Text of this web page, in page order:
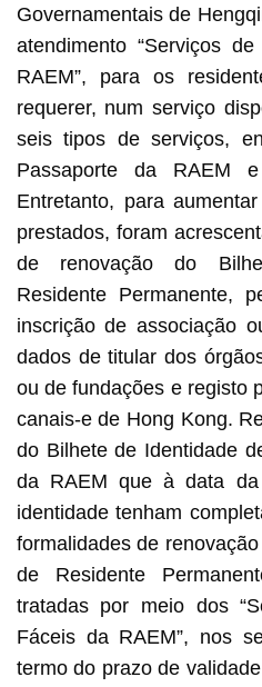
Governamentais de
atendimento “Serviços
RAEM”, para os
requerer, num serviço
seis tipos de serviços,
Passaporte da RAEM
Entretanto, para
prestados, foram
de renovação do
Residente Permanente,
inscrição de associação
dados de titular dos
ou de fundações e registo
canais-e de Hong Kong.
do Bilhete de Identidade
da RAEM que à data
identidade tenham
formalidades de
de Residente
tratadas por meio dos
Fáceis da RAEM”, nos
termo do prazo de